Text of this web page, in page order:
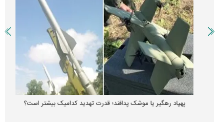
پهپاد رهگیر یا موشک پدافند؛ قدرت تهدید کدامیک بیشتر است؟